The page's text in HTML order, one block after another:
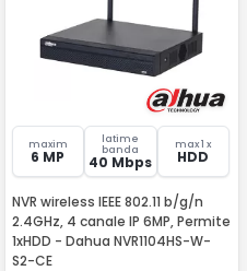
maxim
6 MP
latime
banda
40 Mbps
max 1 x
HDD
NVR wireless IEEE 802.11 b/g/n
2.4GHz, 4 canale IP 6MP, Permite
1xHDD - Dahua NVR1104HS-W-
S2-CE